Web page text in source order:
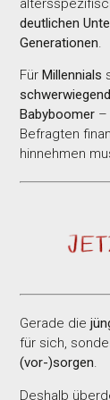
deutlichen
Generationen.
FürMillennials
Babyboomer –
Befragten
hinnehmen
Gerade die
für sich,
(vor-)sorgen.
Deshalb